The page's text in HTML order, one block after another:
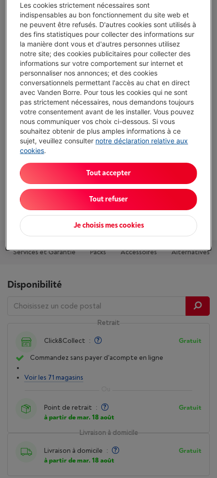
Comparer
´Silencieux, confortable et simple´
Convient aux gauchers comme aux droitiers
La technologie SilentTouch réduit les bruits de clics de
90%
Aucune dongle ni port nécessaire
Connectable uniquement via Bluetooth
Existe également dans d'autres couleurs
Services et Garantie Packs Accessoires Alternatives
Disponibilité
Livraison à domicile
Livraison à domicile :
à partir de mar. 18 août
Gratuit
Retrait
Click&Collect : Gratuit
Commandez sans payer d'acompte en ligne
Voir les 71 magasins
Point de retrait :
à partir de mar. 18 août
Gratuit
Les cookies strictement nécessaires sont
indispensables au bon fonctionnement du site web et
ne peuvent être refusés. D'autres cookies sont utilisés à
des fins statistiques pour collecter des informations sur
la manière dont vous et d'autres personnes utilisez
notre site; des cookies publicitaires pour collecter des
informations sur votre comportement sur internet et
personnaliser nos annonces; et des cookies
conversationnels permettant l'accès au chat en direct
avec Vanden Borre. Pour tous les cookies qui ne sont
pas strictement nécessaires, nous demandons toujours
votre consentement avant de les installer. Vous pouvez
nous communiquer vos choix ci-dessous. Si vous
souhaitez obtenir de plus amples informations à ce
sujet, veuillez consulter notre déclaration relative aux
cookies.
Je choisis mes cookies
Tout refuser
Tout accepter